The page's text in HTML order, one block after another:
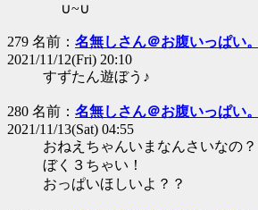
∪~∪
279 名前： 名無しさん＠お腹いっぱい。
2021/11/12(Fri) 20:10
すずたん遊ぼう♪
280 名前： 名無しさん＠お腹いっぱい。
2021/11/13(Sat) 04:55
おねえちゃんいまなんさいなの？
ぼく３ちゃい！
おっぱいほしいよ？？